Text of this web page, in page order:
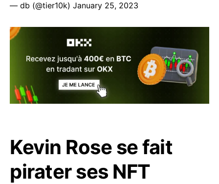
— db (@tier10k) January 25, 2023
Kevin Rose se fait
pirater ses NFT